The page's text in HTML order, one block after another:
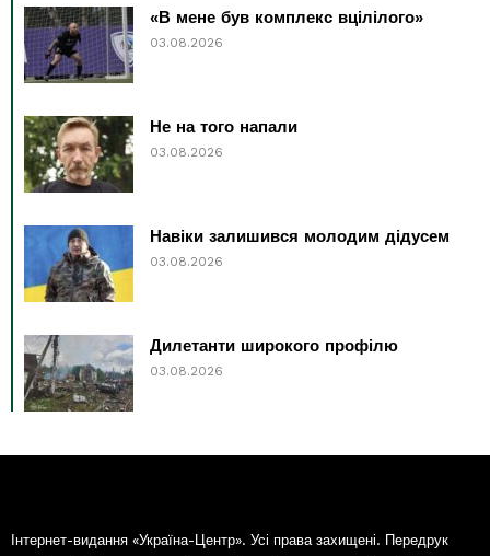
«В мене був комплекс вцілілого»
03.08.2026
Не на того напали
03.08.2026
Навіки залишився молодим дідусем
03.08.2026
Дилетанти широкого профілю
03.08.2026
Інтернет-видання «Україна-Центр». Усі права захищені. Передрук